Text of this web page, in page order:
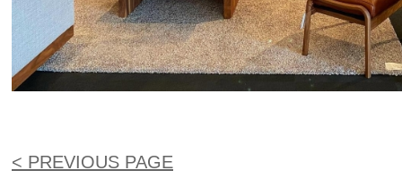
< PREVIOUS PAGE